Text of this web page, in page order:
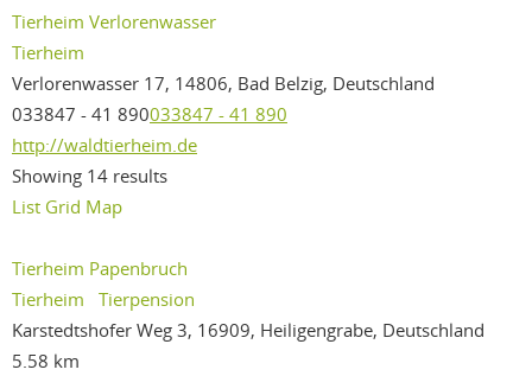
Tierheim Verlorenwasser
Tierheim
Verlorenwasser 17, 14806, Bad Belzig, Deutschland
033847 - 41 890033847 - 41 890
http://waldtierheim.de
Showing 14 results
List Grid Map
Tierheim Papenbruch
Tierheim
Tierpension
Karstedtshofer Weg 3, 16909, Heiligengrabe, Deutschland
5.58 km